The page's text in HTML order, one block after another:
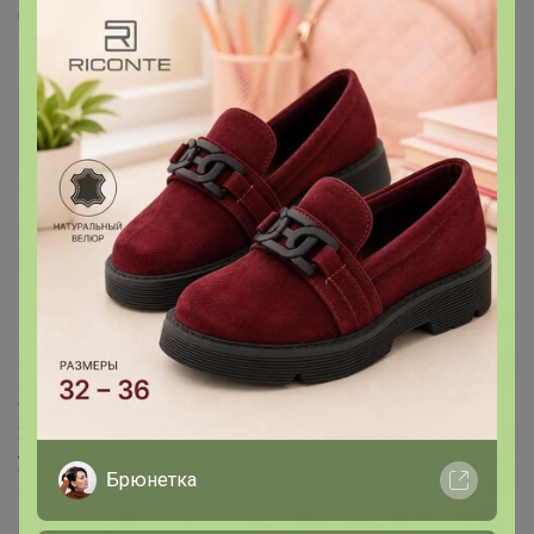
сообщение?
Shukola
Великий магистр
21 июня, 2016 17:59 1
Клюююква,
1. форму необходимо заполнять, если Вы заказ не
можете забрать сразу, а по какой-либо уважительной
причине задерживаетесь. Форма на странице ЦР
обычно находится.
2. забирать можно сразу как только пришло
уведомление в Календарь, что заказ уже поступил в
Брюнетка